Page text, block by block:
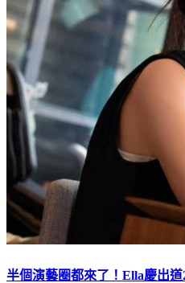
半個演藝圈都來了！Ella慶出